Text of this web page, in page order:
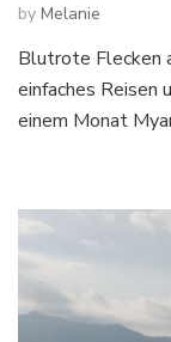
by Melanie
Blutrote Flecken
einfaches Reisen
einem Monat